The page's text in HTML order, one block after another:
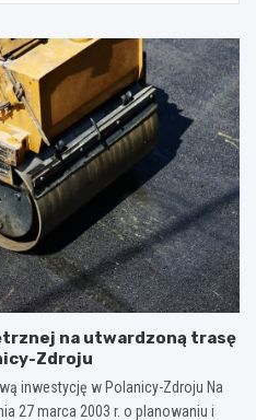
na utwardzoną trasę
Zdroju
inwestycję w Polanicy-Zdroju Na
27 marca 2003 r. o planowaniu i